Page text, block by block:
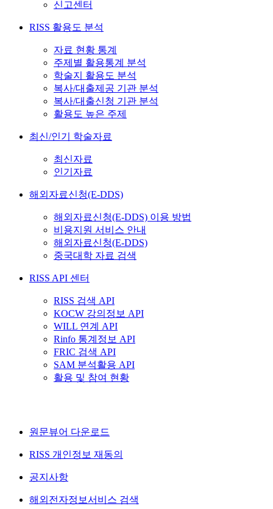
신고센터
RISS 활용도 분석
자료 현황 통계
주제별 활용통계 분석
학술지 활용도 분석
복사/대출제공 기관 분석
복사/대출신청 기관 분석
활용도 높은 주제
최신/인기 학술자료
최신자료
인기자료
해외자료신청(E-DDS)
해외자료신청(E-DDS) 이용 방법
비용지원 서비스 안내
해외자료신청(E-DDS)
중국대학 자료 검색
RISS API 센터
RISS 검색 API
KOCW 강의정보 API
WILL 연계 API
Rinfo 통계정보 API
FRIC 검색 API
SAM 분석활용 API
활용 및 참여 현황
원문뷰어 다운로드
RISS 개인정보 재동의
공지사항
해외전자정보서비스 검색